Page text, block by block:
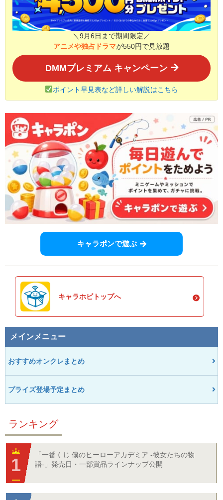
＼9月6日まで期間限定／
アニメや独占ドラマが550円で見放題
DMMプレミアム キャンペーン
ポイント早見表など詳しい解説はこちら
キャラポンで遊ぶ
キャラホビトップへ
メインメニュー
おすすめオンクレまとめ
プライズ登場予定まとめ
ランキング
「一番くじ 僕のヒーローアカデミア -彼女たちの物
語-」発売日・一部賞品ラインナップ公開